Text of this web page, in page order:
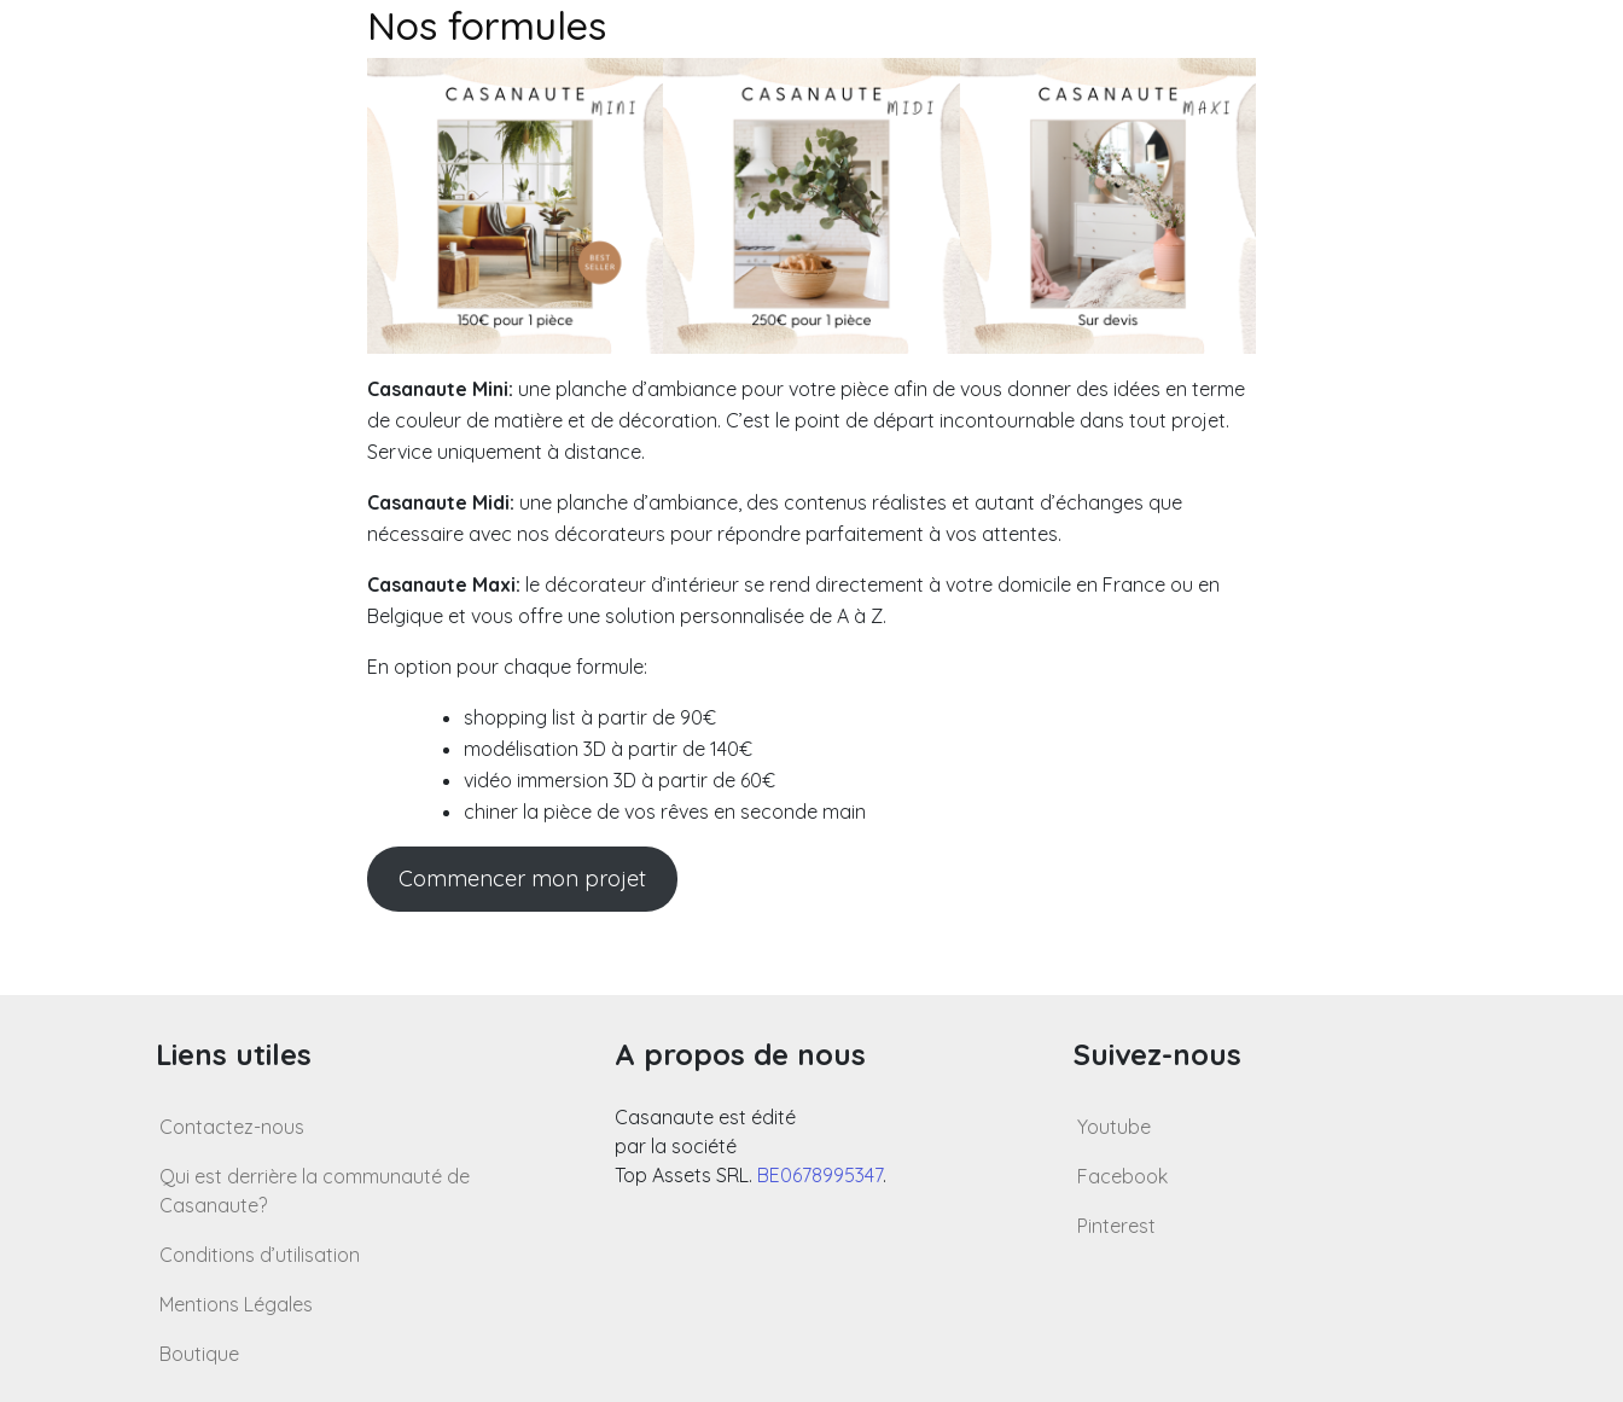
Nos formules
Casanaute Mini: une planche d’ambiance pour votre pièce afin de vous donner des idées en terme
de couleur de matière et de décoration. C’est le point de départ incontournable dans tout projet.
Service uniquement à distance.
Casanaute Midi: une planche d’ambiance, des contenus réalistes et autant d’échanges que
nécessaire avec nos décorateurs pour répondre parfaitement à vos attentes.
Casanaute Maxi: le décorateur d’intérieur se rend directement à votre domicile en France ou en
Belgique et vous offre une solution personnalisée de A à Z.
En option pour chaque formule:
shopping list à partir de 90€
modélisation 3D à partir de 140€
vidéo immersion 3D à partir de 60€
chiner la pièce de vos rêves en seconde main
Commencer mon projet
Liens utiles
Contactez-nous
Qui est derrière la communauté de
Casanaute?
Conditions d’utilisation
Mentions Légales
Boutique
A propos de nous
Casanaute est édité
par la société
Top Assets SRL. BE0678995347.
Suivez-nous
Youtube
Facebook
Pinterest